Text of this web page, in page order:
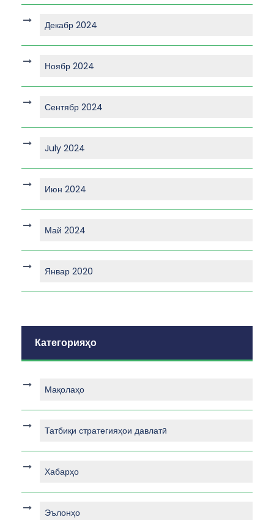
Декабр 2024
Ноябр 2024
Сентябр 2024
July 2024
Июн 2024
Май 2024
Январ 2020
Категорияҳо
Мақолаҳо
Татбиқи стратегияҳои давлатӣ
Хабарҳо
Эълонҳо